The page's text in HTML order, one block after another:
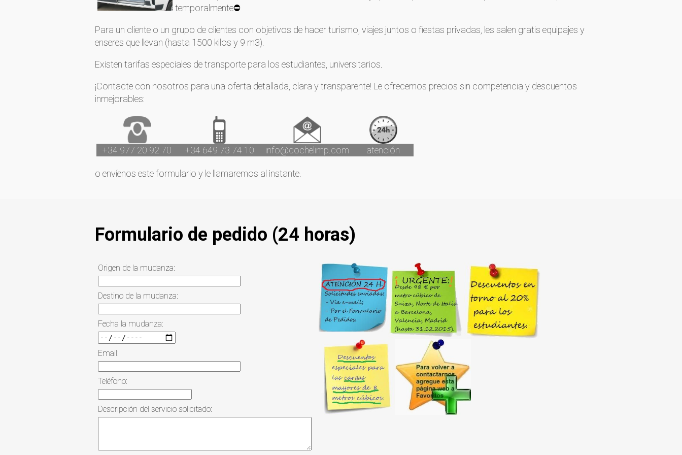
temporalmente⛔
Para un cliente o un grupo de clientes con objetivos de hacer turismo, viajes juntos o fiestas privadas, les salen gratis equipajes y
enseres que llevan (hasta 1500 kilos y 9 m3).
Existen tarifas especiales de transporte para los estudiantes, universitarios.
¡Contacte con nosotros para una oferta detallada, clara y transparente! Le ofrecemos precios sin competencia y descuentos
inmejorables:
+34 977 20 92 70 +34 649 73 74 10 info@cochelimp.com atención
o envíenos este formulario y le llamaremos al instante.
Formulario de pedido (24 horas)
Origen de la mudanza:
Destino de la mudanza:
Fecha la mudanza:
Email:
Teléfono:
Descripción del servicio solicitado: